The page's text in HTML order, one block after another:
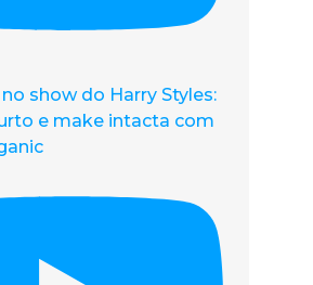
show do Harry Styles:
e make intacta com